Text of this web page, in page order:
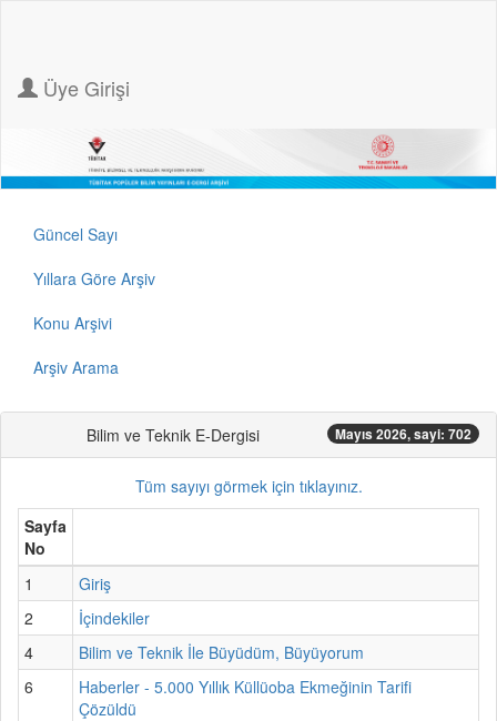
Üye Girişi
Güncel Sayı
Yıllara Göre Arşiv
Konu Arşivi
Arşiv Arama
Bilim ve Teknik E-Dergisi Mayıs 2026, sayi: 702
Tüm sayıyı görmek için tıklayınız.
Sayfa
No
1
Giriş
2
İçindekiler
4
Bilim ve Teknik İle Büyüdüm, Büyüyorum
6
Haberler - 5.000 Yıllık Küllüoba Ekmeğinin Tarifi
Çözüldü